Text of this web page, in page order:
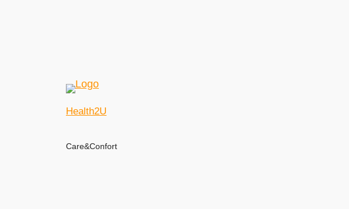
Health2U
Care&Confort